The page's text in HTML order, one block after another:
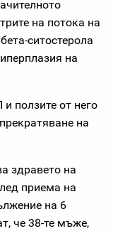
на потока на
ситостерола
на
ползите от него
на
здравето на
приема на
на 6
че 38-те мъже,